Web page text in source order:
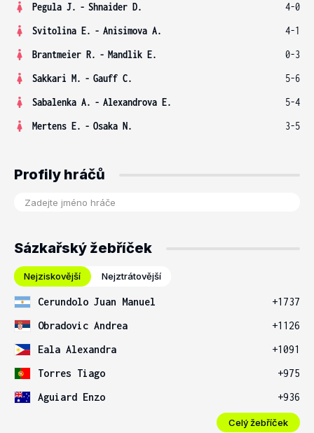
Pegula J. - Shnaider D.
4-0
Svitolina E. - Anisimova A.
4-1
Brantmeier R. - Mandlik E.
0-3
Sakkari M. - Gauff C.
5-6
Sabalenka A. - Alexandrova E.
5-4
Mertens E. - Osaka N. 3-5
Profily hráčů
Sázkařský žebříček
Nejziskovější Nejztrátovější
Cerundolo Juan Manuel
+1737
Obradovic Andrea
+1126
Eala Alexandra
+1091
Torres Tiago
+975
Aguiard Enzo
+936
Celý žebříček